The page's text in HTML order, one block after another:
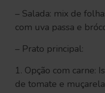
– Salada: mix de
com uva passa e
– Prato principal:
1. Opção com carne:
de tomate e muçarela